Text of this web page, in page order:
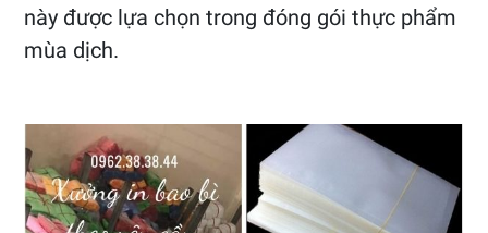
này được lựa chọn trong đóng gói thực phẩm
mùa dịch.